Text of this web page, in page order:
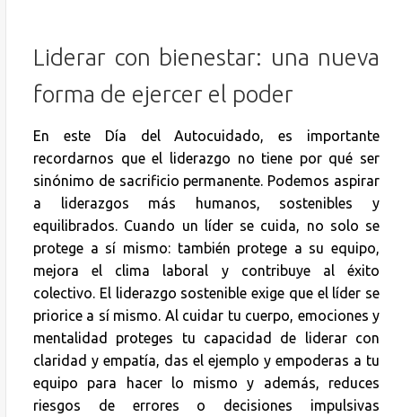
Liderar con bienestar: una nueva
forma de ejercer el poder
En este Día del Autocuidado, es importante
recordarnos que el liderazgo no tiene por qué ser
sinónimo de sacrificio permanente. Podemos aspirar
a liderazgos más humanos, sostenibles y
equilibrados. Cuando un líder se cuida, no solo se
protege a sí mismo: también protege a su equipo,
mejora el clima laboral y contribuye al éxito
colectivo. El liderazgo sostenible exige que el líder se
priorice a sí mismo. Al cuidar tu cuerpo, emociones y
mentalidad proteges tu capacidad de liderar con
claridad y empatía, das el ejemplo y empoderas a tu
equipo para hacer lo mismo y además, reduces
riesgos de errores o decisiones impulsivas